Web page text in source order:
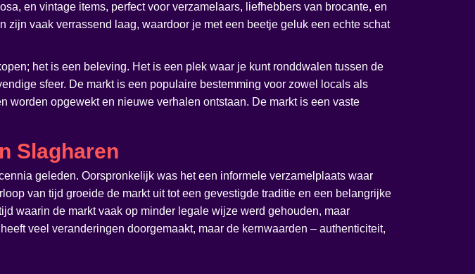
en vintage items, perfect voor verzamelaars, liefhebbers van brocante, en
vaak verrassend laag, waardoor je met een beetje geluk een echte schat
het is een beleving. Het is een plek waar je kunt ronddwalen tussen de
sfeer. De markt is een populaire bestemming voor zowel locals als
worden opgewekt en nieuwe verhalen ontstaan. De markt is een vaste
Slagharen
geleden. Oorspronkelijk was het een informele verzamelplaats waar
van tijd groeide de markt uit tot een gevestigde traditie en een belangrijke
waarin de markt vaak op minder legale wijze werd gehouden, maar
veel veranderingen doorgemaakt, maar de kernwaarden – authenticiteit,